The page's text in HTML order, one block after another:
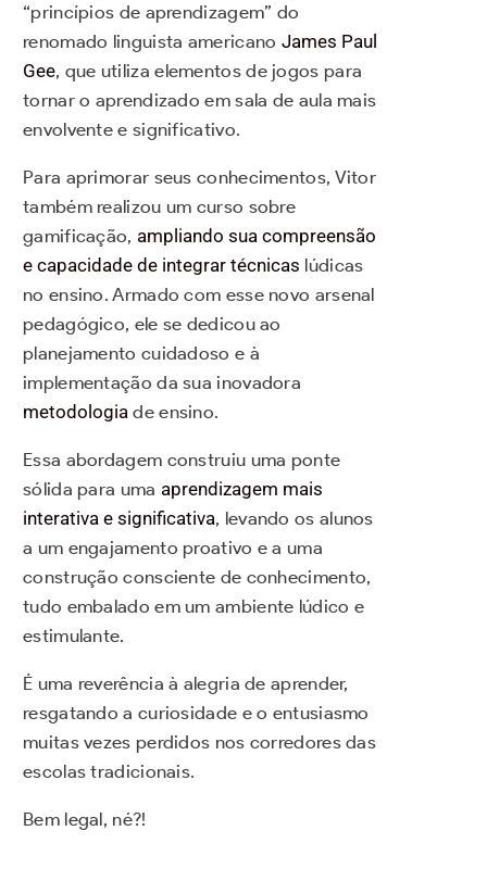
“princípios de aprendizagem” do
renomado linguista americano James Paul
Gee, que utiliza elementos de jogos para
tornar o aprendizado em sala de aula mais
envolvente e significativo.
Para aprimorar seus conhecimentos, Vitor
também realizou um curso sobre
gamificação, ampliando sua compreensão
e capacidade de integrar técnicas lúdicas
no ensino. Armado com esse novo arsenal
pedagógico, ele se dedicou ao
planejamento cuidadoso e à
implementação da sua inovadora
metodologia de ensino.
Essa abordagem construiu uma ponte
sólida para uma aprendizagem mais
interativa e significativa, levando os alunos
a um engajamento proativo e a uma
construção consciente de conhecimento,
tudo embalado em um ambiente lúdico e
estimulante.
É uma reverência à alegria de aprender,
resgatando a curiosidade e o entusiasmo
muitas vezes perdidos nos corredores das
escolas tradicionais.
Bem legal, né?!